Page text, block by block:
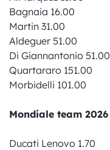
Bagnaia 16.00
Martin 31.00
Aldeguer 51.00
Di Giannantonio 51.00
Quartararo 151.00
Morbidelli 101.00
Mondiale team 2026
Ducati Lenovo 1.70